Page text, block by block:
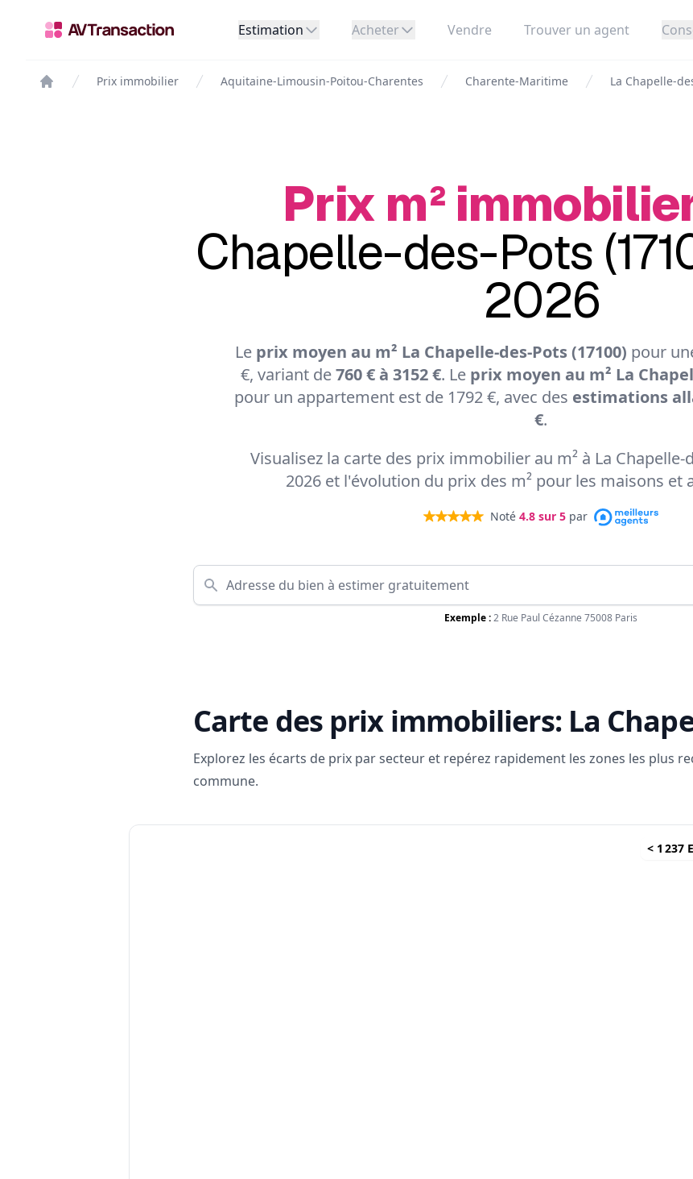
Estimation Acheter Vendre Trouver un agent
Prix immobilier Aquitaine-Limousin-Poitou-Charentes Charente-Maritime La Chapelle-
Prix m²
Chapelle-des-Pots
2026
Le prix moyen au m² La Chapelle-des-Pots (17100) pour
€, variant de760 € à 3152 €. Le prix moyen au m² La
pour un appartement est de 1792 €, avec des estimations
€.
Visualisez la carte des prix immobilier au m² à La Chapelle-
2026 et l'évolution du prix des m² pour les maisons et
Noté 4.8 sur 5 par
Exemple :2 Rue Paul Cézanne 75008 Paris
Carte des prix immobiliers: La
Explorez les écarts de prix par secteur et repérez rapidement les zones les plus
commune.
< 1 237